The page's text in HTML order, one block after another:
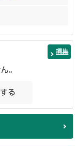
編集
。
る